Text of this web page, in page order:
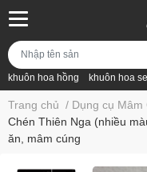
khuôn hoa hồng khuôn hoa
Trang chủ / Dụng cụ Mâm
Chén Thiên Nga (nhiều
ăn, mâm cúng